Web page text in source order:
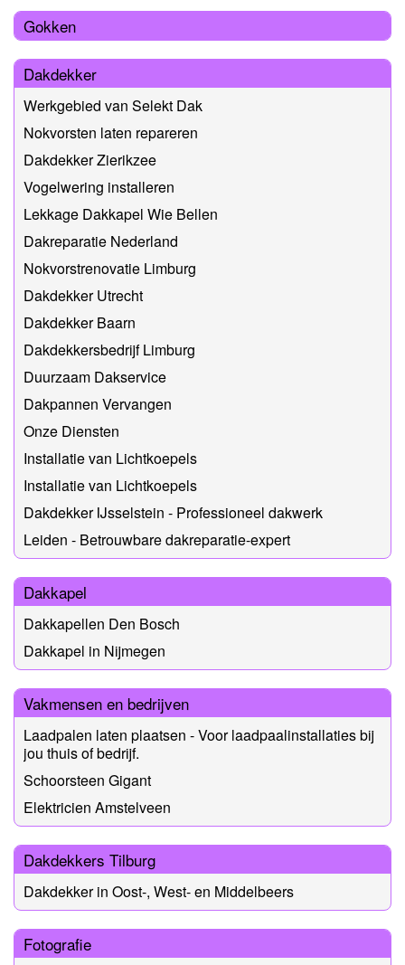
Gokken
Dakdekker
Werkgebied van Selekt Dak
Nokvorsten laten repareren
Dakdekker Zierikzee
Vogelwering installeren
Lekkage Dakkapel Wie Bellen
Dakreparatie Nederland
Nokvorstrenovatie Limburg
Dakdekker Utrecht
Dakdekker Baarn
Dakdekkersbedrijf Limburg
Duurzaam Dakservice
Dakpannen Vervangen
Onze Diensten
Installatie van Lichtkoepels
Installatie van Lichtkoepels
Dakdekker IJsselstein - Professioneel dakwerk
Leiden - Betrouwbare dakreparatie-expert
Dakkapel
Dakkapellen Den Bosch
Dakkapel in Nijmegen
Vakmensen en bedrijven
Laadpalen laten plaatsen - Voor laadpaalinstallaties bij
jou thuis of bedrijf.
Schoorsteen Gigant
Elektricien Amstelveen
Dakdekkers Tilburg
Dakdekker in Oost-, West- en Middelbeers
Fotografie